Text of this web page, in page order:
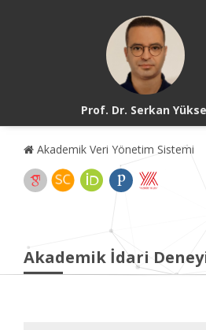
Prof. Dr. Serkan
Akademik Veri Yönetim Sistemi
Akademik İdari